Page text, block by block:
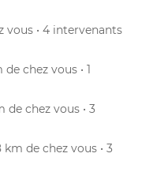
vous • 4 intervenants
de chez vous • 1
de chez vous • 3
km de chez vous • 3